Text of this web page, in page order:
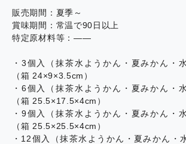
販売期間：夏季～
賞味期間：常温で90日以上
特定原材料等：――
・3個入（抹茶水ようかん・夏みかん・
（箱 24×9×3.5cm）
・6個入（抹茶水ようかん・夏みかん・
（箱 25.5×17.5×4cm）
・9個入（抹茶水ようかん・夏みかん・
（箱 25.5×25.5×4cm）
・12個入（抹茶水ようかん・夏みかん・